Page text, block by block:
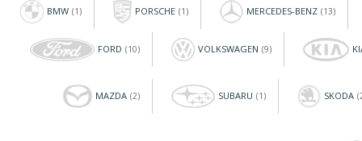
BMW (1) PORSCHE (1) MERCEDES-BENZ (13)
FORD (10) VOLKSWAGEN (9)
MAZDA (2) SUBARU (1) SKODA